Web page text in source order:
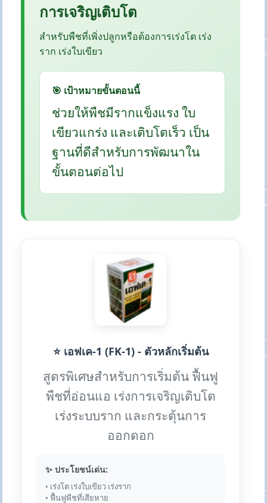
การเจริญเติบโต
สำหรับพืชที่เพิ่งปลูกหรือต้องการเร่งโต เร่ง
ราก เร่งใบเขียว
🎯 เป้าหมายขั้นตอนนี้
ช่วยให้พืชมีรากแข็งแรง ใบ
เขียวแกร่ง และเติบโตเร็ว เป็น
ฐานที่ดีสำหรับการพัฒนาใน
ขั้นตอนต่อไป
⭐ เอฟเค-1 (FK-1) - ตัวหลักเริ่มต้น
สูตรพิเศษสำหรับการเริ่มต้น ฟื้นฟู
พืชที่อ่อนแอ เร่งการเจริญเติบโต
เร่งระบบราก และกระตุ้นการ
ออกดอก
✨ ประโยชน์เด่น:
• เร่งโต เร่งใบเขียว เร่งราก
• ฟื้นฟูพืชที่เสียหาย